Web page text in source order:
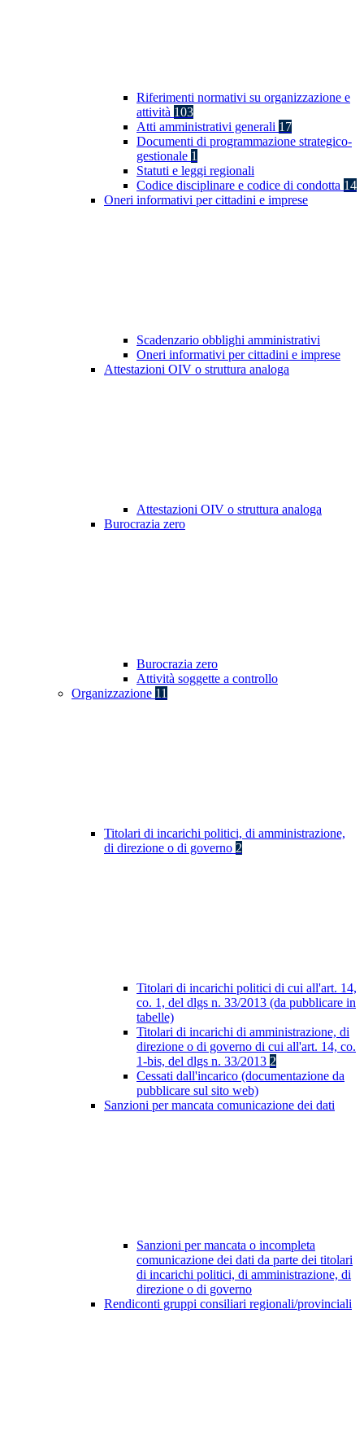
Riferimenti normativi su organizzazione e
attività 103
Atti amministrativi generali 17
Documenti di programmazione strategico-
gestionale 1
Statuti e leggi regionali
Codice disciplinare e codice di condotta 14
Oneri informativi per cittadini e imprese
Scadenzario obblighi amministrativi
Oneri informativi per cittadini e imprese
Attestazioni OIV o struttura analoga
Attestazioni OIV o struttura analoga
Burocrazia zero
Burocrazia zero
Attività soggette a controllo
Organizzazione 11
Titolari di incarichi politici, di amministrazione,
di direzione o di governo 2
Titolari di incarichi politici di cui all'art. 14,
co. 1, del dlgs n. 33/2013 (da pubblicare in
tabelle)
Titolari di incarichi di amministrazione, di
direzione o di governo di cui all'art. 14, co.
1-bis, del dlgs n. 33/2013 2
Cessati dall'incarico (documentazione da
pubblicare sul sito web)
Sanzioni per mancata comunicazione dei dati
Sanzioni per mancata o incompleta
comunicazione dei dati da parte dei titolari
di incarichi politici, di amministrazione, di
direzione o di governo
Rendiconti gruppi consiliari regionali/provinciali